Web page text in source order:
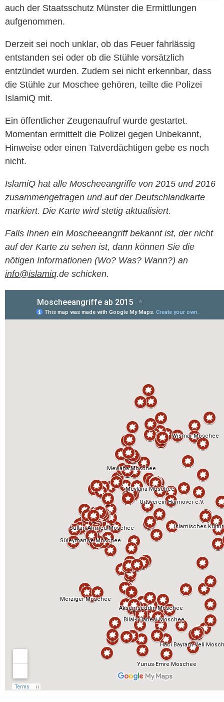
auch der Staatsschutz Münster die Ermittlungen
aufgenommen.
Derzeit sei noch unklar, ob das Feuer fahrlässig
entstanden sei oder ob die Stühle vorsätzlich
entzündet wurden. Zudem sei nicht erkennbar, dass
die Stühle zur Moschee gehören, teilte die Polizei
IslamiQ mit.
Ein öffentlicher Zeugenaufruf wurde gestartet.
Momentan ermittelt die Polizei gegen Unbekannt,
Hinweise oder einen Tatverdächtigen gebe es noch
nicht.
IslamiQ hat alle Moscheeangriffe von 2015 und 2016
zusammengetragen und auf der Deutschlandkarte
markiert. Die Karte wird stetig aktualisiert.
Falls Ihnen ein Moscheeangriff bekannt ist, der nicht
auf der Karte zu sehen ist, dann können Sie die
nötigen Informationen (Wo? Was? Wann?) an
info@islamiq.de schicken.